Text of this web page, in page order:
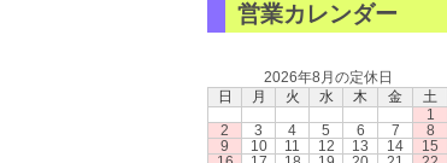
営業カレンダー
2026年8月の定休日
日
月 火 水 木 金
土
1
2
3 4 5 6 7
8
9
10 11 12 13 14
15